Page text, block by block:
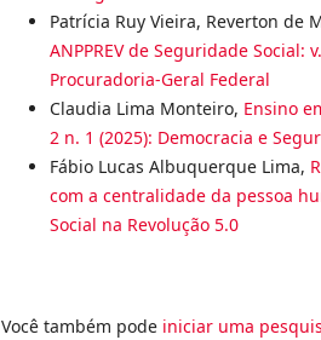
Patrícia Ruy Vieira, Reverton de
ANPPREV de Seguridade Social:
Procuradoria-Geral Federal
Claudia Lima Monteiro, Ensino
2 n. 1 (2025): Democracia e
Fábio Lucas Albuquerque Lima,
com a centralidade da pessoa
Social na Revolução 5.0
Você também pode iniciar uma